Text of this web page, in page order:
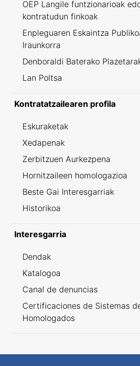
OEP Langile funtzionarioak
kontratudun finkoak
Enpleguaren Eskaintza
Iraunkorra
Denboraldi Baterako
Lan Poltsa
Kontratatzailearen profila
Eskuraketak
Xedapenak
Zerbitzuen Aurkezpena
Hornitzaileen homologazioa
Beste Gai Interesgarriak
Historikoa
Interesgarria
Dendak
Katalogoa
Canal de denuncias
Certificaciones de Sistemas
Homologados